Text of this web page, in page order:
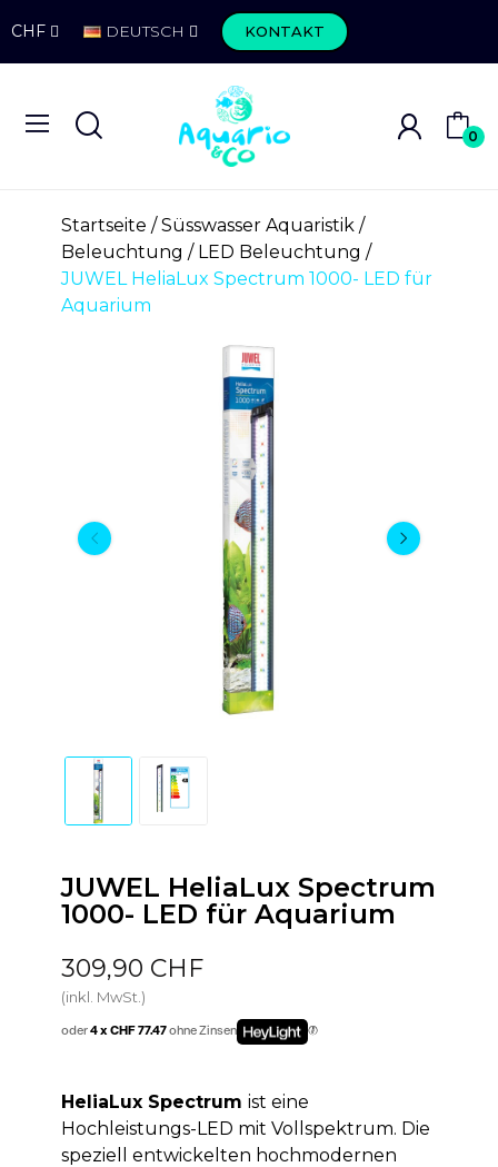
CHF DEUTSCH KONTAKT
0
Startseite
Süsswasser Aquaristik
Beleuchtung
LED Beleuchtung
JUWEL HeliaLux Spectrum 1000- LED für
Aquarium
JUWEL HeliaLux Spectrum
1000- LED für Aquarium
309,90 CHF
(inkl. MwSt.)
oder4 x CHF 77.47ohne Zinsen
HeliaLux Spectrum ist eine
Hochleistungs-LED mit Vollspektrum. Die
speziell entwickelten hochmodernen